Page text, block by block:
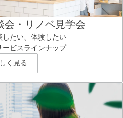
会・リノベ見学会
したい、体験したい
ービスラインナップ
く見る